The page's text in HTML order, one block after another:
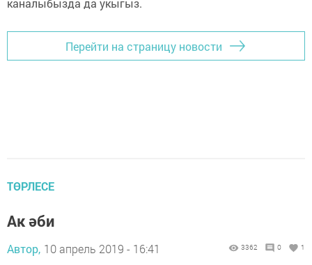
каналыбызда да укыгыз.
Перейти на страницу новости
ТӨРЛЕСЕ
Ак әби
Автор, 10 апрель 2019 - 16:41 3362 0 1